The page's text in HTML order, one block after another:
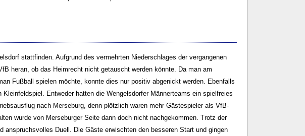
stattfinden. Aufgrund des vermehrten Niederschlages der vergangenen
heran, ob das Heimrecht nicht getauscht werden könnte. Da man am
Fußball spielen möchte, konnte dies nur positiv abgenickt werden. Ebenfalls
Entweder hatten die Wengelsdorfer Männerteams ein spielfreies
nach Merseburg, denn plötzlich waren mehr Gästespieler als VfB-
wurde von Merseburger Seite dann doch nicht nachgekommen. Trotz der
anspruchsvolles Duell. Die Gäste erwischten den besseren Start und gingen